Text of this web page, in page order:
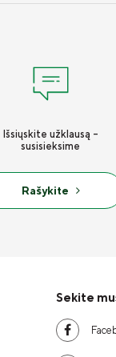
Išsiųskite užklausą -
susisieksime
Rašykite
Sekite